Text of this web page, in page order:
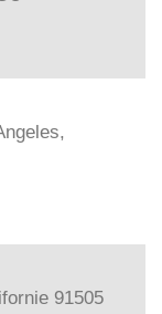
91505